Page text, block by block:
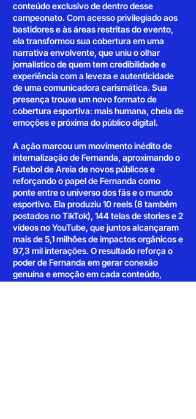
conteúdo exclusivo de dentro desse
campeonato. Com acesso privilegiado aos
bastidores e às áreas restritas do evento,
ela transformou sua cobertura em uma
narrativa envolvente, que uniu o olhar
jornalístico de quem tem credibilidade e
experiência com a leveza e autenticidade
de uma comunicadora carismática. Sua
presença trouxe um novo formato de
cobertura esportiva: mais humana, cheia de
emoções e próxima do público digital.
A ação marcou um movimento inédito de
internalização de Fernanda, aproximando o
Futebol de Areia de novos públicos e
reforçando o papel de Fernanda como
ponte entre o universo dos fãs e o mundo
esportivo. Ela produziu 10 reels (8 também
postados no TikTok), 144 telas de stories e 2
vídeos no YouTube, que juntos alcançaram
mais de 5,1 milhões de impactos orgânicos e
97,3 mil interações. O resultado reforça o
poder de Fernanda em gerar conexão
genuína e emoção em cada conteúdo,